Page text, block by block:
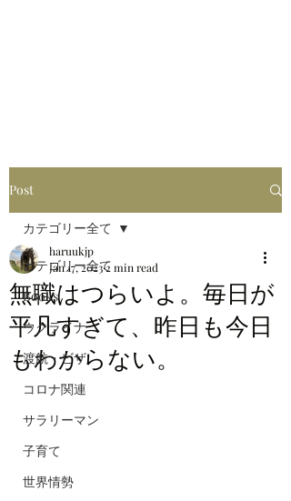
Post
カテゴリー全て
Books
ウクライナ
渡航・ビザ
コロナ関連
サラリーマン
子育て
世界情勢
カテゴリー全て
無職はつらいよ。毎日が
平凡すぎて、昨日も今日
もわからない。
haruukjp
Jan 17, 20232 min read